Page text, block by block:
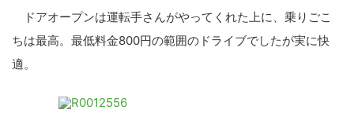
ドアオープンは運転手さんがやってくれた上に、乗りごこ
ちは最高。最低料金800円の範囲のドライブでしたが実に快
適。